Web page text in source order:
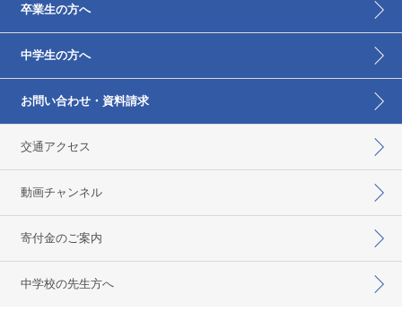
卒業生の方へ
中学生の方へ
お問い合わせ・資料請求
交通アクセス
動画チャンネル
寄付金のご案内
中学校の先生方へ